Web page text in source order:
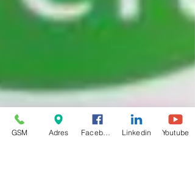
GSM Adres Linkedin Youtube